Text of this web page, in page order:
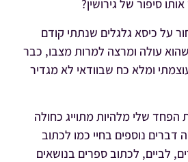
סיפור של גירושין?
על כיסא גלגלים שנתתי קודם
עולה ומרצה למרות מצבו, כבר
ומלא כח שבוודאי לא מגדיר
שלי מלהיות מתוייג כחולה
דברים נוספים בחיי כמו לכתוב
לביים, לכתוב ספרים בנושאים